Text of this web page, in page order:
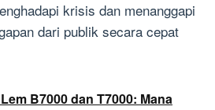
krisis dan menanggapi
dari publik secara cepat
B7000 dan T7000: Mana